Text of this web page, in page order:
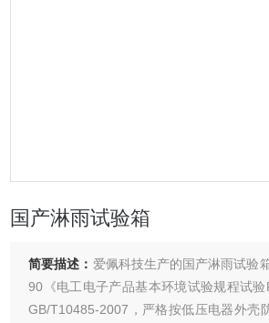
国产淋雨试验箱
简要描述： 爱佩科技生产的国产淋雨试验
90《电工电子产品基本环境试验规程试验
GB/T10485-2007，严格按低压电器外